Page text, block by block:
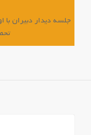
جلسه دیدار دبیران با